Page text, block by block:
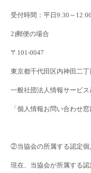
受付時間：平日9:30 ～ 12:00
2)郵便の場合
〒 101-0047
東京都千代田区内神田二丁
一般社団法人情報サービ
「個人情報お問い合わせ窓
②当協会の所属する認定個
現在、当協会が所属する認